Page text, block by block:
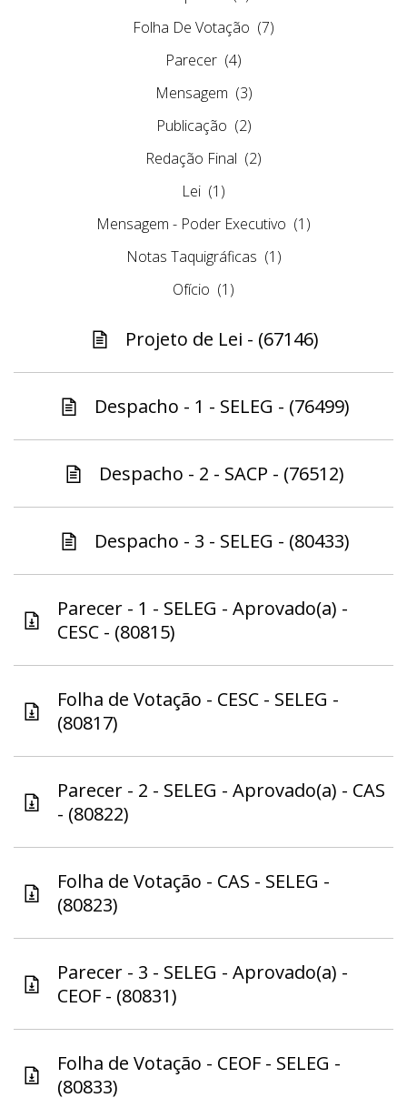
Folha De Votação (7)
Parecer (4)
Mensagem (3)
Publicação (2)
Redação Final (2)
Lei (1)
Mensagem - Poder Executivo (1)
Notas Taquigráficas (1)
Ofício (1)
Projeto de Lei - (67146)
Despacho - 1 - SELEG - (76499)
Despacho - 2 - SACP - (76512)
Despacho - 3 - SELEG - (80433)
Parecer - 1 - SELEG - Aprovado(a) -
CESC - (80815)
Folha de Votação - CESC - SELEG -
(80817)
Parecer - 2 - SELEG - Aprovado(a) - CAS
- (80822)
Folha de Votação - CAS - SELEG -
(80823)
Parecer - 3 - SELEG - Aprovado(a) -
CEOF - (80831)
Folha de Votação - CEOF - SELEG -
(80833)